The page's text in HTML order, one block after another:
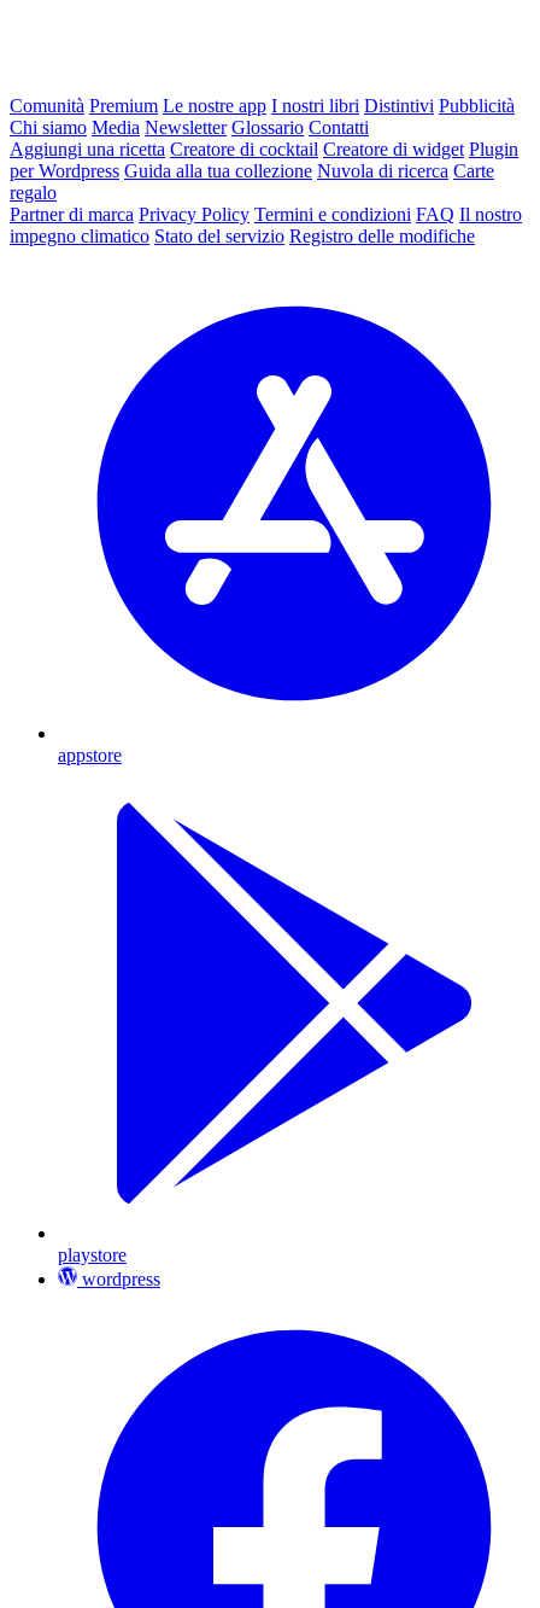
Comunità Premium Le nostre app I nostri libri Distintivi Pubblicità
Chi siamo Media Newsletter Glossario Contatti
Aggiungi una ricetta Creatore di cocktail Creatore di widget Plugin
per Wordpress Guida alla tua collezione Nuvola di ricerca Carte
regalo
Partner di marca Privacy Policy Termini e condizioni FAQ Il nostro
impegno climatico Stato del servizio Registro delle modifiche
appstore
playstore
wordpress